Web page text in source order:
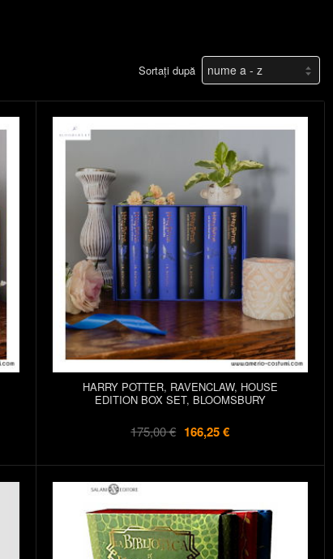
Sortați după
HARRY POTTER, RAVENCLAW, HOUSE
EDITION BOX SET, BLOOMSBURY
175,00 € 166,25 €